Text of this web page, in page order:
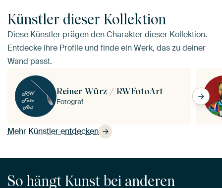
Künstler dieser Kollektion
Diese Künstler prägen den Charakter dieser Kollektion.
Entdecke ihre Profile und finde ein Werk, das zu deiner
Wand passt.
Mehr Künstler entdecken
Reiner Würz / RWFotoArt
Fotograf
So hängt Kunst bei anderen